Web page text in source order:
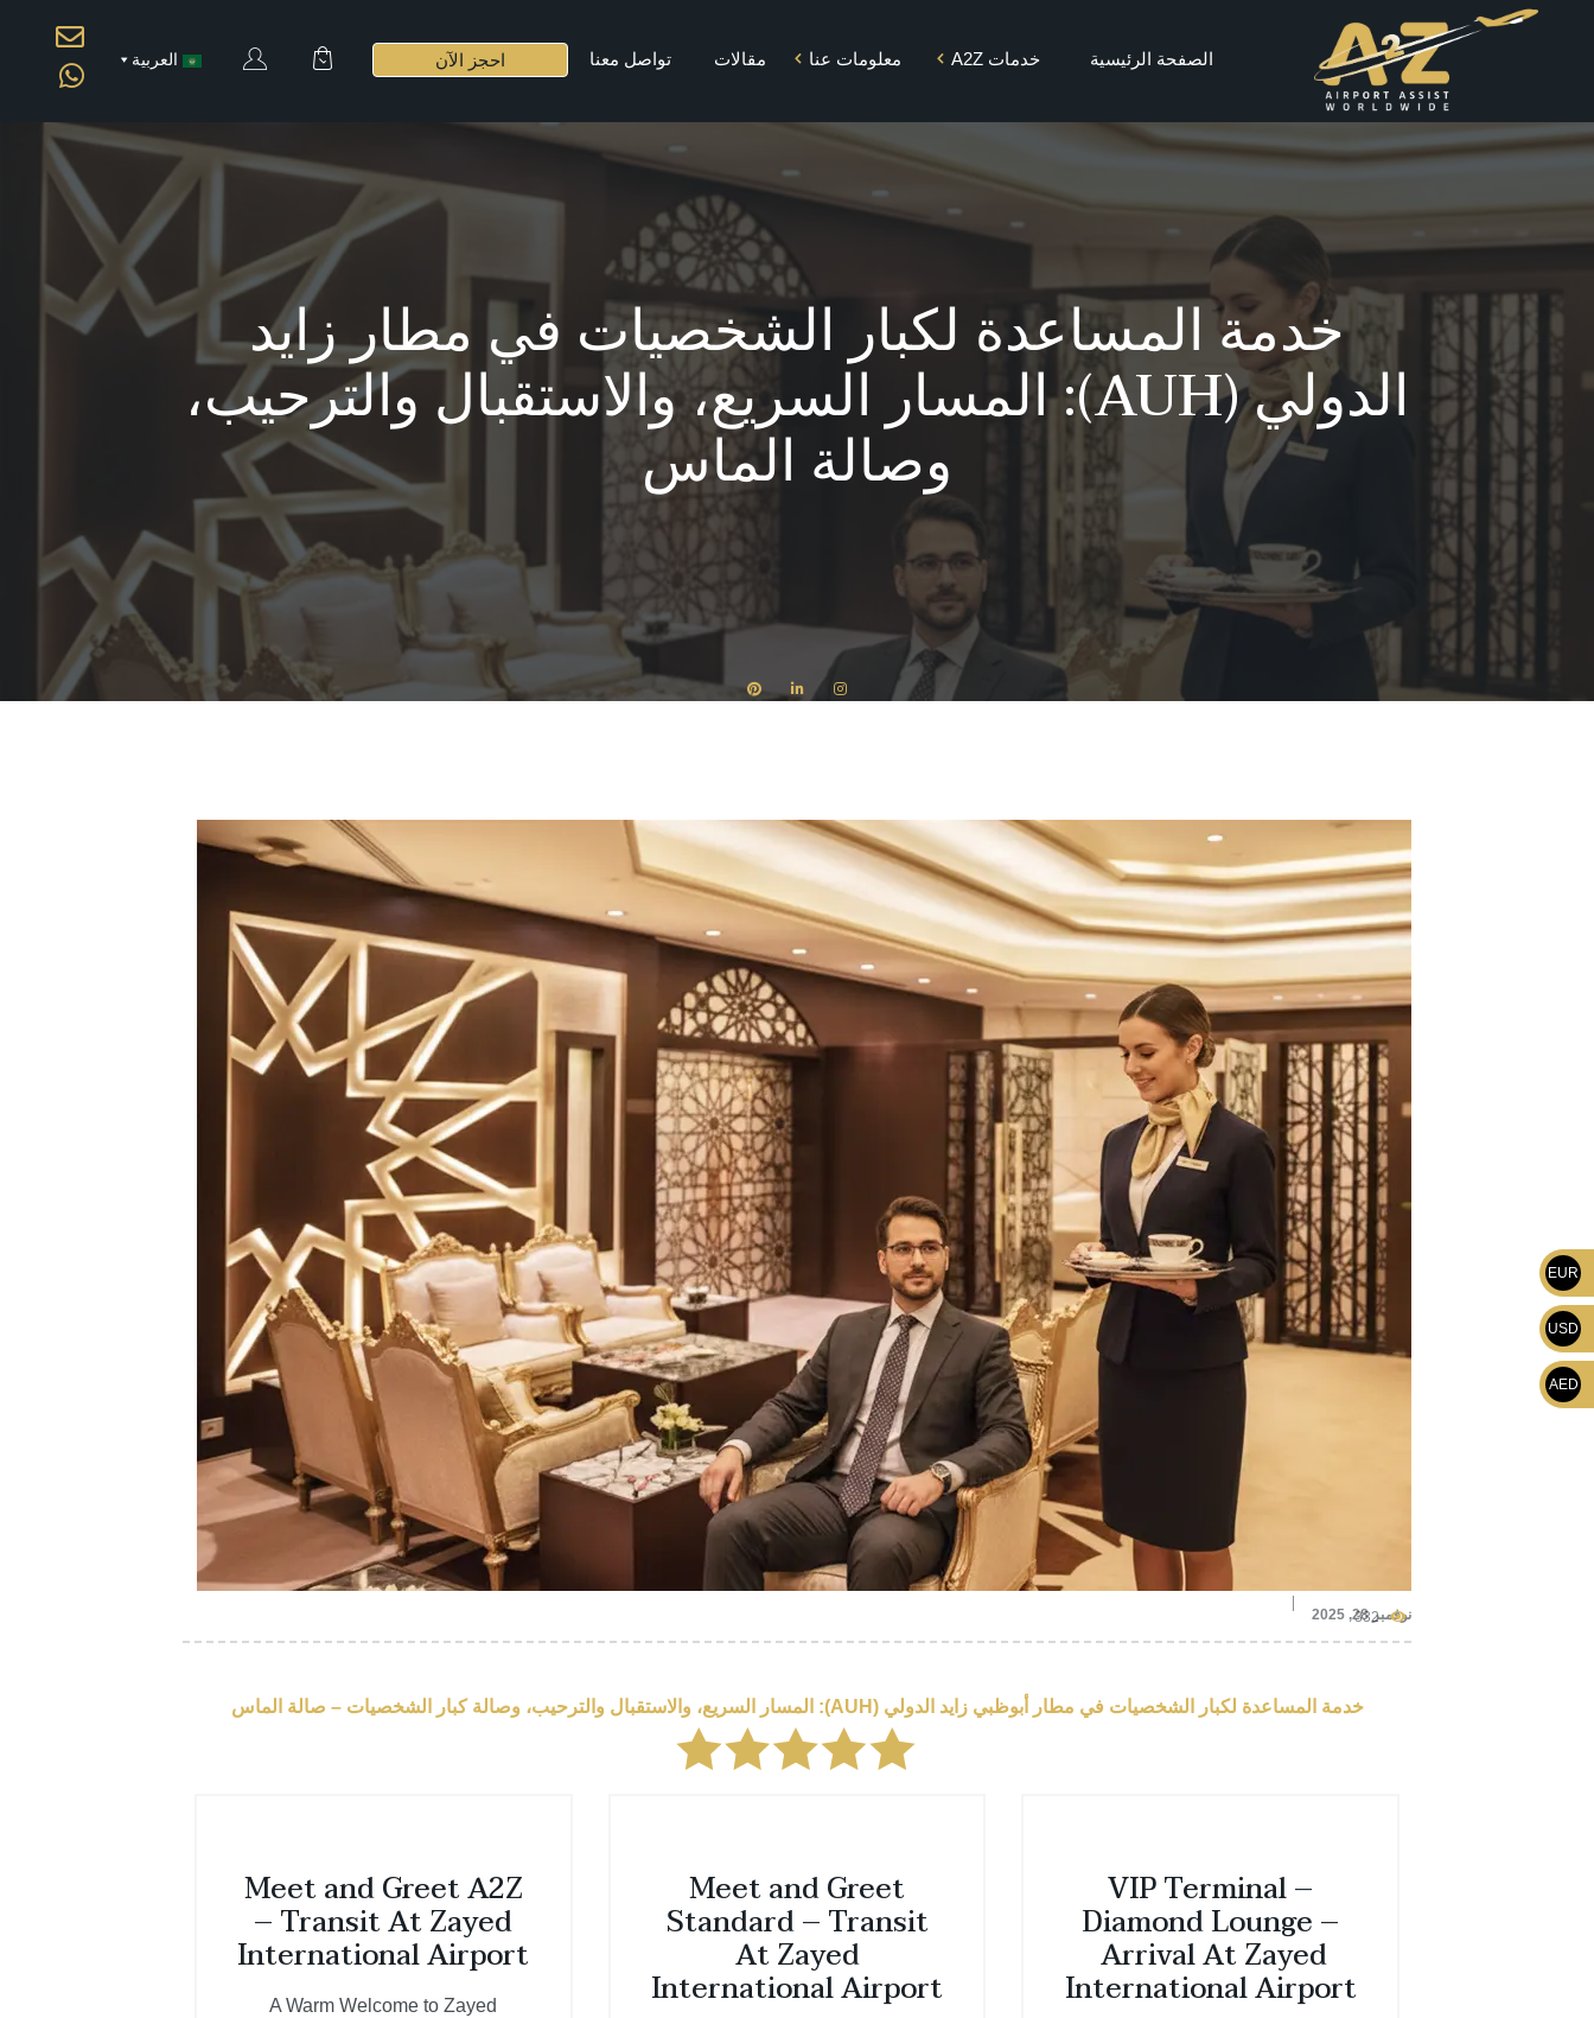
الصفحة الرئيسية خدمات A2Z
الخاصة
محطة كبار
الاستقبال والمساعدة
في المطار والمسار
السريع
خدمات السائق
معلومات عنا
المهمة و الرؤية
القيم الجوهرية
التنوع
مقالات تواصل معنا احجز الآن العربية
خدمة المساعدة لكبار الشخصيات في مطار زايد
الدولي (AUH): المسار السريع، والاستقبال والترحيب،
وصالة الماس
نوفمبر 28, 2025332
خدمة المساعدة لكبار الشخصيات في مطار أبوظبي زايد الدولي (AUH): المسار السريع، والاستقبال والترحيب، وصالة كبار الشخصيات – صالة الماس
VIP Terminal –
Diamond Lounge –
Arrival At Zayed
International Airport
Meet and Greet
Standard – Transit
At Zayed
International Airport
Meet and Greet A2Z
– Transit At Zayed
International Airport
A Warm Welcome to Zayed
EUR
USD
AED